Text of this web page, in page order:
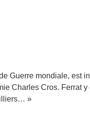
Guerre mondiale, est
Charles Cros. Ferrat y
»